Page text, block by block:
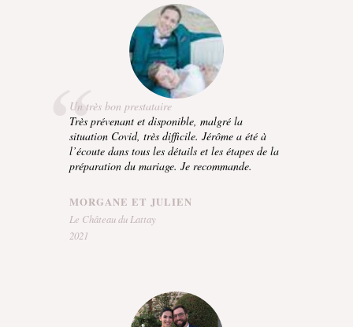
Un très bon prestataire
Très prévenant et disponible, malgré la
situation Covid, très difficile. Jérôme a été à
l’écoute dans tous les détails et les étapes de la
préparation du mariage. Je recommande.
MORGANE ET JULIEN
Le Château du Lattay
2021